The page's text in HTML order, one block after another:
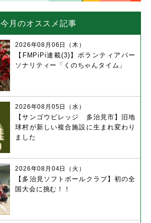
今月のオススメ記事
【FMPiPi連載(3)】ボランティアパー
ソナリティー「くのちゃんタイム」
2026年08月06日（木）
【サンゴウビレッジ 多治見市】旧地
球村が新しい複合施設に生まれ変わり
ました
2026年08月05日（水）
【多治見ソフトボールクラブ】初の全
国大会に挑む！！
2026年08月04日（火）